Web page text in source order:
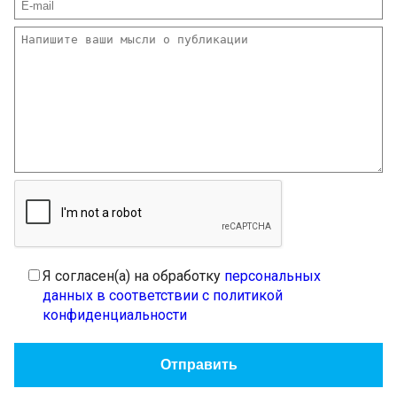
Я согласен(а) на обработку персональных
данных в соответствии с политикой
конфиденциальности